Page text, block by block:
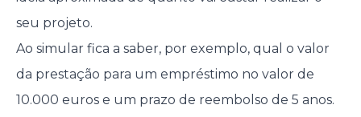
seu projeto.
Ao simular fica a saber, por exemplo, qual o valor
da prestação para um empréstimo no valor de
10.000 euros e um prazo de reembolso de 5 anos.